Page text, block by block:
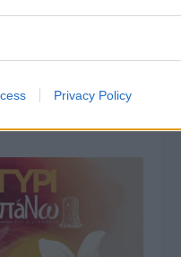
Privacy Policy
Ζητούν